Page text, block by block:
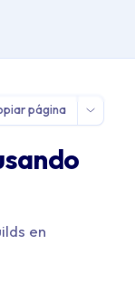
página
en